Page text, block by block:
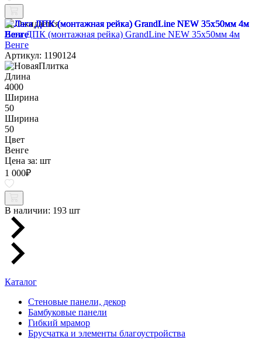
Ожидается
Лага ДПК (монтажная рейка) GrandLine NEW 35х50мм 4м
Венге
Артикул: 1190124
Длина
4000
Ширина
50
Ширина
50
Цвет
Венге
Цена за: шт
1 000₽
В наличии: 193 шт
Каталог
Стеновые панели, декор
Бамбуковые панели
Гибкий мрамор
Брусчатка и элементы благоустройства